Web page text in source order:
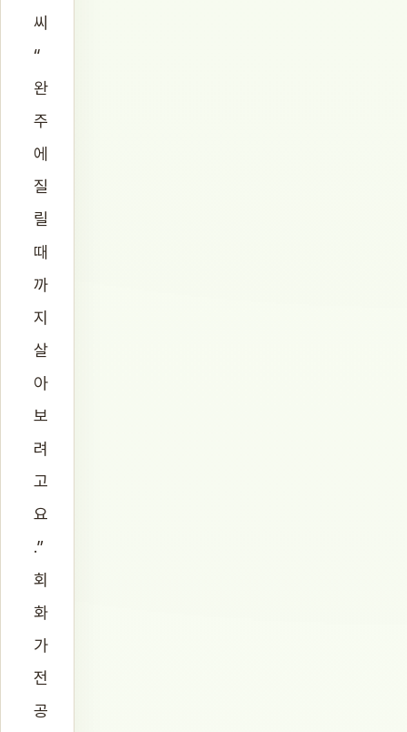
씨
“
완
주
에
질
릴
때
까
지
살
아
보
려
고
요
.”
회
화
가
전
공